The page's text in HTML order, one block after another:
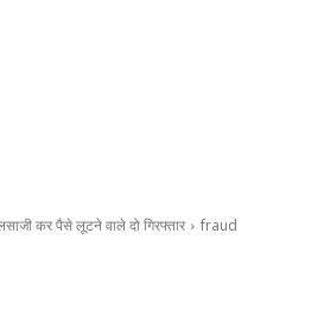
कर पैसे लूटने वाले दो गिरफ्तार fraud